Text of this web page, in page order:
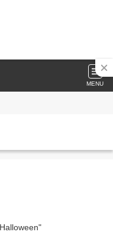
MENU